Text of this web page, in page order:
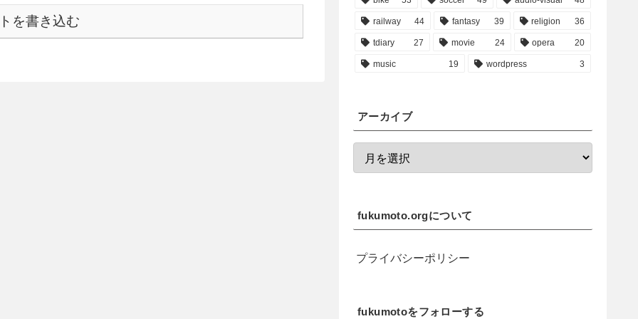
を書き込む railway 44 fantasy 39 religion 36
tdiary 27 movie 24 opera 20
music 19 wordpress 3
アーカイブ
fukumoto.orgについて
プライバシーポリシー
fukumotoをフォローする